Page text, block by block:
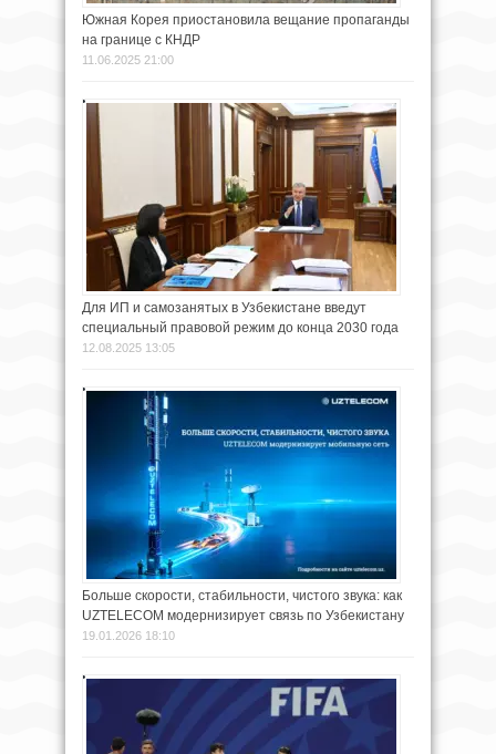
Южная Корея приостановила вещание пропаганды
на границе с КНДР
11.06.2025 21:00
Для ИП и самозанятых в Узбекистане введут
специальный правовой режим до конца 2030 года
12.08.2025 13:05
Больше скорости, стабильности, чистого звука: как
UZTELECOM модернизирует связь по Узбекистану
19.01.2026 18:10